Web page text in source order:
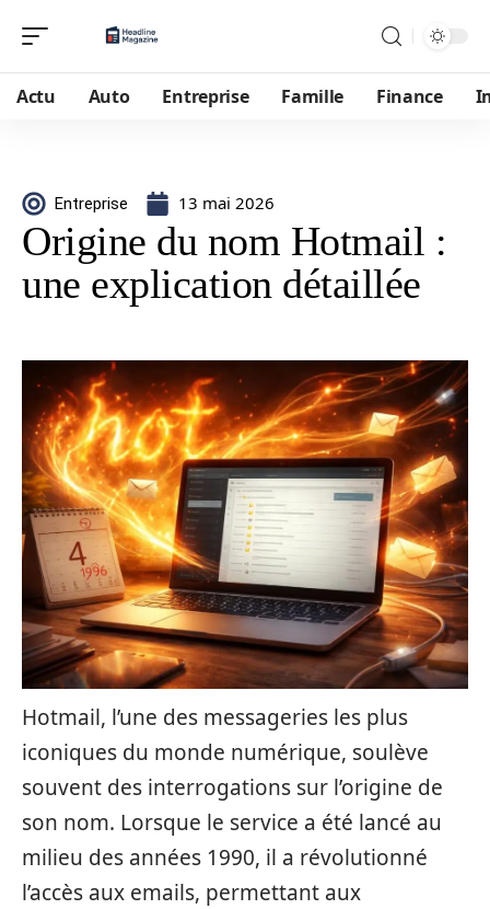
Actu Auto Entreprise Famille Finance
Entreprise 13 mai 2026
Origine du nom Hotmail :
une explication détaillée
Hotmail, l’une des messageries les plus
iconiques du monde numérique, soulève
souvent des interrogations sur l’origine de
son nom. Lorsque le service a été lancé au
milieu des années 1990, il a révolutionné
l’accès aux emails, permettant aux